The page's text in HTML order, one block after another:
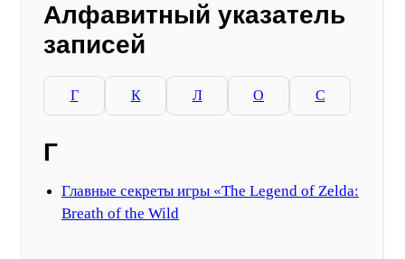
Алфавитный указатель
записей
Г К Л О С
Г
Главные секреты игры «The Legend of Zelda:
Breath of the Wild